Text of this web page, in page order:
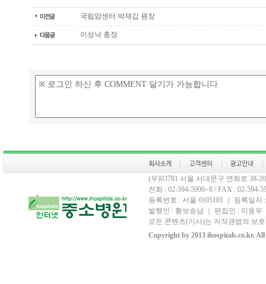
국립암센터 박재갑 원장
이성낙 총장
(우)03781 서울 서대문구 연희로 38-
전화 : 02-594-5906~8 / FAX : 02-594-
등록번호 : 서울 아05181 ｜ 등록일자
발행인 : 황보승남 ｜ 편집인 : 이동우
모든 콘텐츠(기사)는 저작권법의 보
Copyright by 2013 ihospitals.co.kr. All